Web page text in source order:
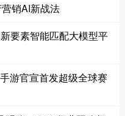
销AI新战法
要素智能匹配大模型平
游官宣首发超级全球赛